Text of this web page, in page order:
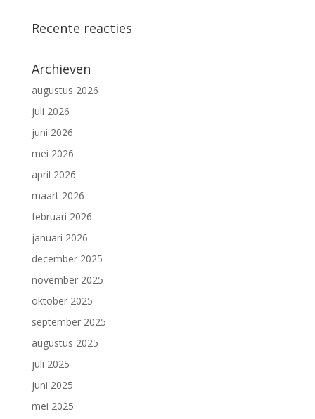
Recente reacties
Archieven
augustus 2026
juli 2026
juni 2026
mei 2026
april 2026
maart 2026
februari 2026
januari 2026
december 2025
november 2025
oktober 2025
september 2025
augustus 2025
juli 2025
juni 2025
mei 2025